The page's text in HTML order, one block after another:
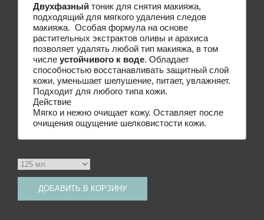
Двухфазныйтоник для снятия макияжа,
подходящий для мягкого удаления следов
макияжа. Особая формула на основе
растительных экстрактов оливы и арахиса
позволяет удалять любой тип макияжа, в том
числе устойчивого к воде. Обладает
способностью восстанавливать защитный слой
кожи, уменьшает шелушение, питает, увлажняет.
Подходит для любого типа кожи.
Действие
Мягко и нежно очищает кожу. Оставляет после
очищения ощущение шелковистости кожи.
ДОБАВИТЬ В КОРЗИНУ